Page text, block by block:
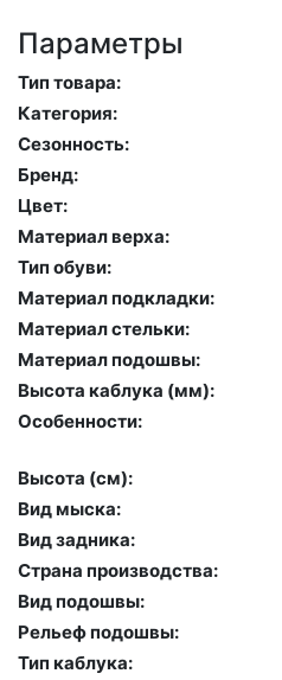
Параметры
Тип товара:
Категория:
Сезонность:
Бренд:
Цвет:
Материал верха:
Тип обуви:
Материал подкладки:
Материал стельки:
Материал подошвы:
Высота каблука (мм):
Особенности:
Высота (cм):
Вид мыска:
Вид задника:
Страна производства:
Вид подошвы:
Рельеф подошвы:
Тип каблука: